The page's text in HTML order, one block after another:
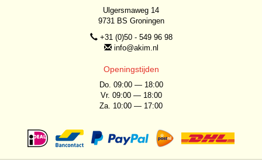
Ulgersmaweg 14
9731 BS Groningen
+31 (0)50 - 549 96 98
info@akim.nl
Openingstijden
Do. 09:00 — 18:00
Vr. 09:00 — 18:00
Za. 10:00 — 17:00